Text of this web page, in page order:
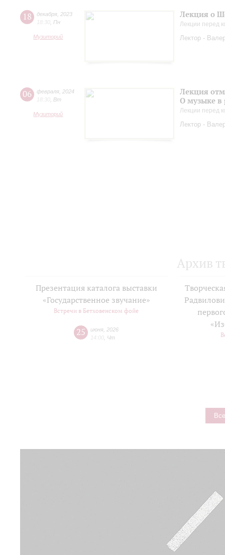
18 декабря 2023
18:30 Пн
Музиторий
Лекция о
Лекции перед
Лектор -
06 февраля 2024
18:30 Вт
Музиторий
Лекция
О музыке в
Лекции перед
Лектор -
Архив
Презентация каталога выставки
«Государственное звучание»
Встречи в Бетховенском фойе
25 июня 2026
14:00 Чт